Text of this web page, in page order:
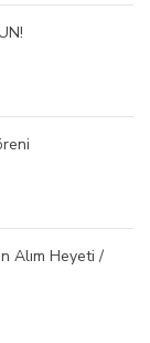
Alım Heyeti /